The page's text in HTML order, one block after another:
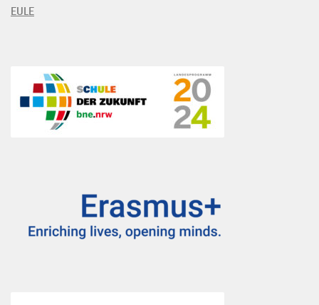
EULE